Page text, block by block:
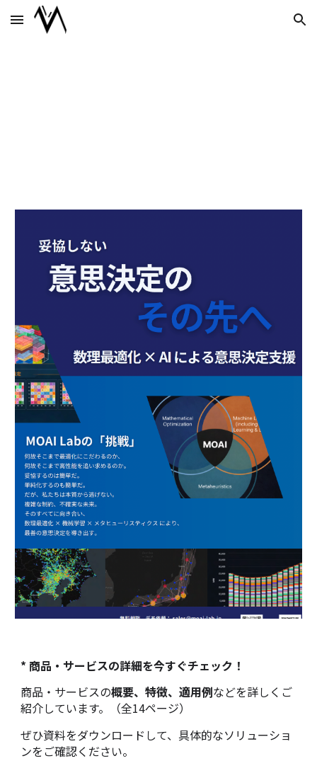
Skip to main content Skip to navigation
* 商品・サービスの詳細を今すぐチェック！
商品・サービスの概要、特徴、適用例などを詳しくご
紹介しています。（全14ページ）
ぜひ資料をダウンロードして、具体的なソリューショ
ンをご確認ください。